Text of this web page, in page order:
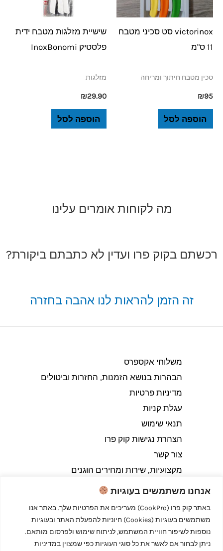
אנחנו משתמשים בעוגיות
באתר קוק פרו (CookPro) מעריכים את הפרטיות שלך. באתר אנו
משתמשים בעוגיות (Cookies) חיוניות להפעלת האתר ובעוגיות
נוספות לשיפור חוויית המשתמש, לניתוח שימוש ולפרסום מותאם.
ניתן לבחור אם לאשר את כל סוגי העוגיות כפי שמצוין במדיניות
victorinox סט סכיני מטבח
11 ס"מ
סכין מטבח חיתוך ומריחה
₪95
הוספה לסל
שישיית מזלגות מטבח ידית
פלסטיק InoxBonomi
מזלגות
₪29.90
הוספה לסל
מה לקוחות אומרים עלינו
רכשתם בקוק פרו ועדין לא כתבתם ביקורת?
זה הזמן להראות לנו אהבה בחזרה
משלוחי אקספרס
הבהרות בנושא הזמנות, החזרות וביטולים​
מדיניות פרטיות
עגלת קניות
תנאי שימוש
הצהרת נגישות קוק פרו
צור קשר
מקצועיות, שירות ומחירים הוגנים
Copyright © 2026 קוק פרו - לבשל כמו מקצוענים